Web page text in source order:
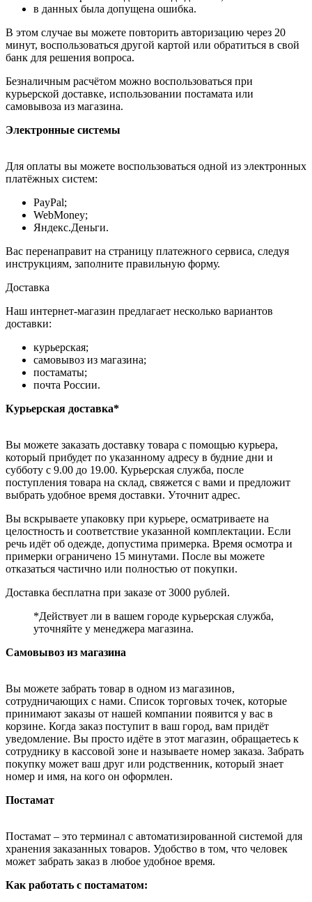
в данных была допущена ошибка.
В этом случае вы можете повторить авторизацию через 20
минут, воспользоваться другой картой или обратиться в свой
банк для решения вопроса.
Безналичным расчётом можно воспользоваться при
курьерской доставке, использовании постамата или
самовывоза из магазина.
Электронные системы
Для оплаты вы можете воспользоваться одной из электронных
платёжных систем:
PayPal;
WebMoney;
Яндекс.Деньги.
Вас перенаправит на страницу платежного сервиса, следуя
инструкциям, заполните правильную форму.
Доставка
Наш интернет-магазин предлагает несколько вариантов
доставки:
курьерская;
самовывоз из магазина;
постаматы;
почта России.
Курьерская доставка*
Вы можете заказать доставку товара с помощью курьера,
который прибудет по указанному адресу в будние дни и
субботу с 9.00 до 19.00. Курьерская служба, после
поступления товара на склад, свяжется с вами и предложит
выбрать удобное время доставки. Уточнит адрес.
Вы вскрываете упаковку при курьере, осматриваете на
целостность и соответствие указанной комплектации. Если
речь идёт об одежде, допустима примерка. Время осмотра и
примерки ограничено 15 минутами. После вы можете
отказаться частично или полностью от покупки.
Доставка бесплатна при заказе от 3000 рублей.
*Действует ли в вашем городе курьерская служба,
уточняйте у менеджера магазина.
Самовывоз из магазина
Вы можете забрать товар в одном из магазинов,
сотрудничающих с нами. Список торговых точек, которые
принимают заказы от нашей компании появится у вас в
корзине. Когда заказ поступит в ваш город, вам придёт
уведомление. Вы просто идёте в этот магазин, обращаетесь к
сотруднику в кассовой зоне и называете номер заказа. Забрать
покупку может ваш друг или родственник, который знает
номер и имя, на кого он оформлен.
Постамат
Постамат – это терминал с автоматизированной системой для
хранения заказанных товаров. Удобство в том, что человек
может забрать заказ в любое удобное время.
Как работать с постаматом: